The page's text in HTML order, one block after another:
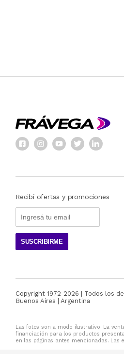
Recibí ofertas y promociones
SUSCRIBIRME
Copyright 1972-2026 | Todos los
Buenos Aires | Argentina
Las fotos son a modo ilustrativo. La
financiación para los productos
en las páginas antes mencionadas.